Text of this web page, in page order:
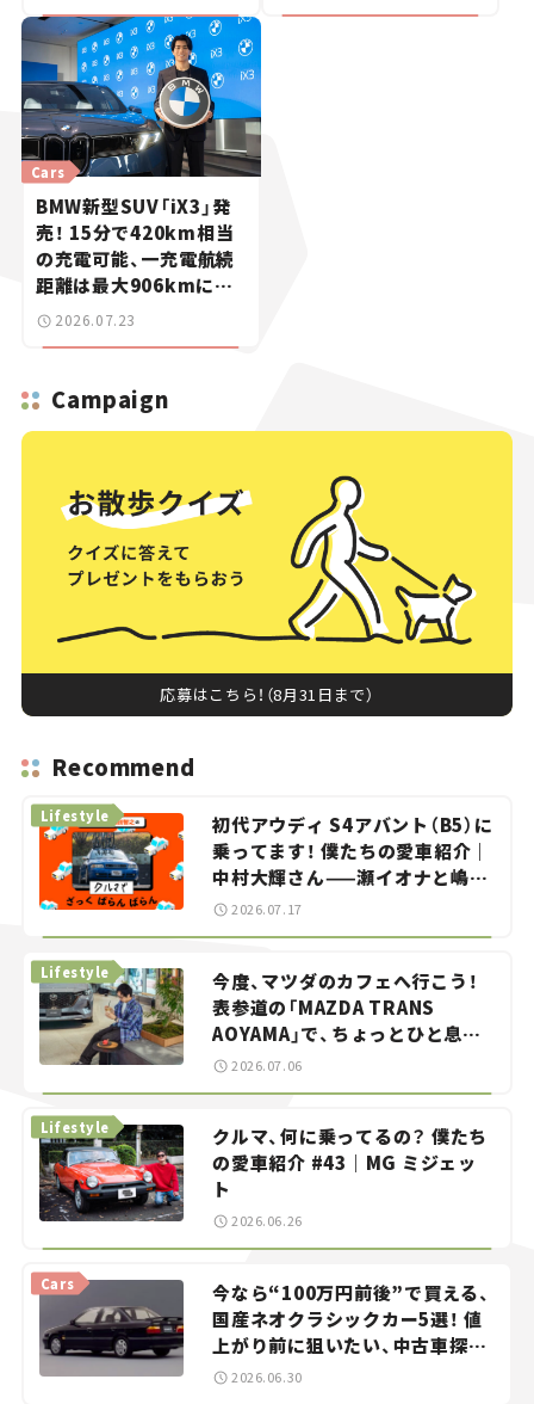
Cars
BMW新型SUV「iX3」発
売！ 15分で420km相当
の充電可能、一充電航続
距離は最大906kmに。
サッカー中村敬斗選手も
2026.07.23
Campaign
応募はこちら！（8月31日まで）
Recommend
初代アウディ S4アバント（B5）に
乗ってます！ 僕たちの愛車紹介｜
中村大輝さん——瀬イオナと嶋田
智之の「クルマでざっくばらんば
Lifestyle
2026.07.17
今度、マツダのカフェへ行こう！
表参道の「MAZDA TRANS
AOYAMA」で、ちょっとひと息。
——連載｜CCGとクルマでどうす
Lifestyle
2026.07.06
クルマ、何に乗ってるの？ 僕たち
の愛車紹介 #43｜MG ミジェッ
ト
Lifestyle
2026.06.26
今なら“100万円前後”で買える、
国産ネオクラシックカー5選！ 値
上がり前に狙いたい、中古車探し
をお手伝い――ちょっとイケてるマ
Cars
2026.06.30